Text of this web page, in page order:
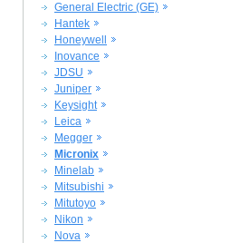
General Electric (GE)
Hantek
Honeywell
Inovance
JDSU
Juniper
Keysight
Leica
Megger
Micronix
Minelab
Mitsubishi
Mitutoyo
Nikon
Nova